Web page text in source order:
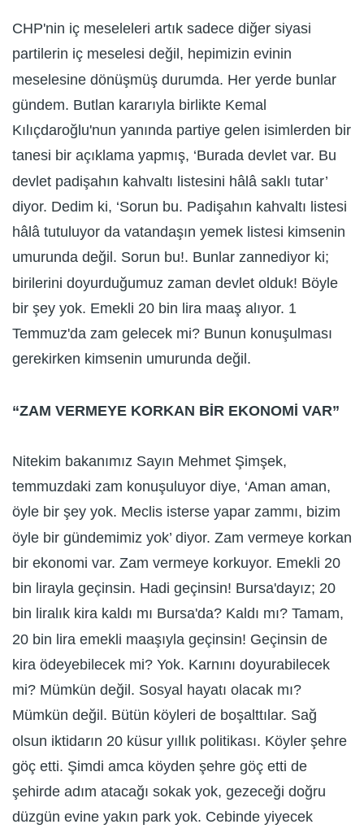
CHP'nin iç meseleleri artık sadece diğer siyasi
partilerin iç meselesi değil, hepimizin evinin
meselesine dönüşmüş durumda. Her yerde bunlar
gündem. Butlan kararıyla birlikte Kemal
Kılıçdaroğlu'nun yanında partiye gelen isimlerden bir
tanesi bir açıklama yapmış, ‘Burada devlet var. Bu
devlet padişahın kahvaltı listesini hâlâ saklı tutar’
diyor. Dedim ki, ‘Sorun bu. Padişahın kahvaltı listesi
hâlâ tutuluyor da vatandaşın yemek listesi kimsenin
umurunda değil. Sorun bu!. Bunlar zannediyor ki;
birilerini doyurduğumuz zaman devlet olduk! Böyle
bir şey yok. Emekli 20 bin lira maaş alıyor. 1
Temmuz'da zam gelecek mi? Bunun konuşulması
gerekirken kimsenin umurunda değil.
“ZAM VERMEYE KORKAN BİR EKONOMİ VAR”
Nitekim bakanımız Sayın Mehmet Şimşek,
temmuzdaki zam konuşuluyor diye, ‘Aman aman,
öyle bir şey yok. Meclis isterse yapar zammı, bizim
öyle bir gündemimiz yok’ diyor. Zam vermeye korkan
bir ekonomi var. Zam vermeye korkuyor. Emekli 20
bin lirayla geçinsin. Hadi geçinsin! Bursa'dayız; 20
bin liralık kira kaldı mı Bursa'da? Kaldı mı? Tamam,
20 bin lira emekli maaşıyla geçinsin! Geçinsin de
kira ödeyebilecek mi? Yok. Karnını doyurabilecek
mi? Mümkün değil. Sosyal hayatı olacak mı?
Mümkün değil. Bütün köyleri de boşalttılar. Sağ
olsun iktidarın 20 küsur yıllık politikası. Köyler şehre
göç etti. Şimdi amca köyden şehre göç etti de
şehirde adım atacağı sokak yok, gezeceği doğru
düzgün evine yakın park yok. Cebinde yiyecek